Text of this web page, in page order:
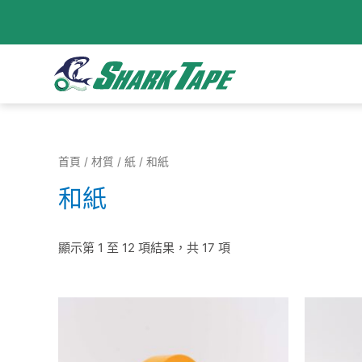
首頁 / 材質 / 紙 / 和紙
和紙
顯示第 1 至 12 項結果，共 17 項